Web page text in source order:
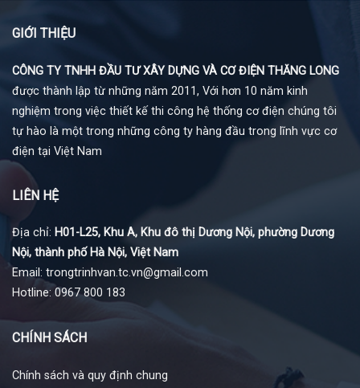
GIỚI THIỆU
CÔNG TY TNHH ĐẦU TƯ XÂY DỰNG VÀ CƠ ĐIỆN THĂNG LONG
được thành lập từ những năm 2011, Với hơn 10 năm kinh
nghiệm trong việc thiết kế thi công hệ thống cơ điện chúng tôi
tự hào là một trong những công ty hàng đầu trong lĩnh vực cơ
điện tại Việt Nam
LIÊN HỆ
Địa chỉ: H01-L25, Khu A, Khu đô thị Dương Nội, phường Dương
Nội, thành phố Hà Nội, Việt Nam
Email: trongtrinhvan.tc.vn@gmail.com
Hotline: 0967 800 183
CHÍNH SÁCH
Chính sách và quy định chung